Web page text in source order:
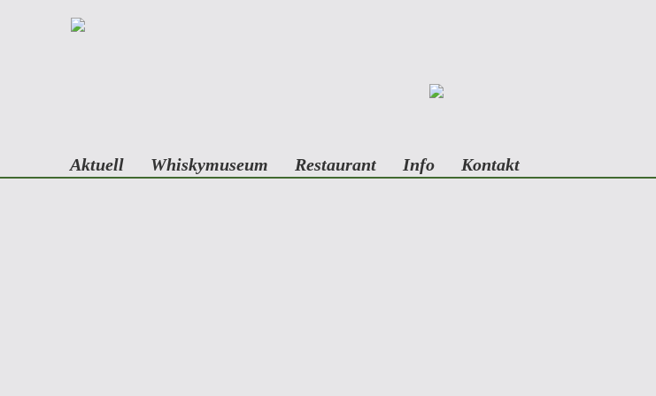
Aktuell Whiskymuseum Restaurant Info Kontakt